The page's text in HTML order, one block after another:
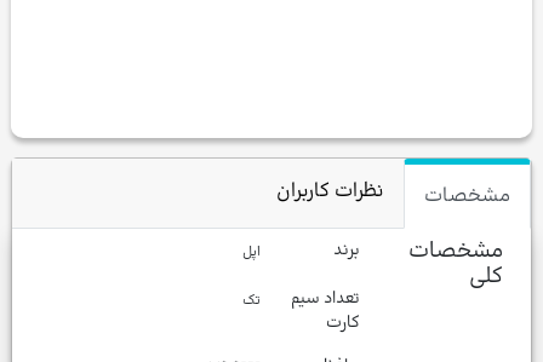
مشخصات نظرات کاربران
مشخصات
کلی
برند اپل
تعداد سیم
کارت
تک